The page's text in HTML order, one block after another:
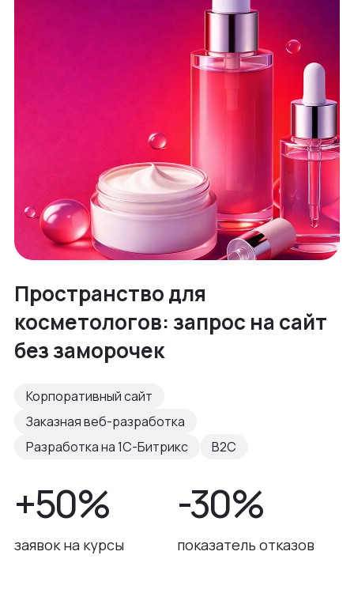
Пространство для
косметологов: запрос на сайт
без заморочек
Корпоративный сайт
Заказная веб-разработка
Разработка на 1С-Битрикс
B2C
+50%
заявок на курсы
-30%
показатель отказов